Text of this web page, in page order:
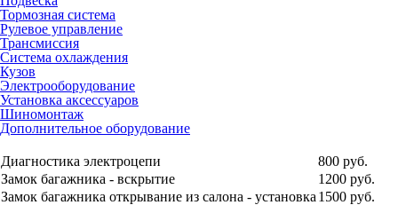
Тормозная система
Рулевое управление
Трансмиссия
Система охлаждения
Кузов
Электрооборудование
Установка аксессуаров
Шиномонтаж
Дополнительное оборудование
Диагностика электроцепи
800 руб.
Замок багажника - вскрытие
1200 руб.
Замок багажника открывание из салона - установка 1500 руб.